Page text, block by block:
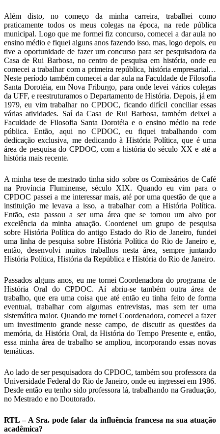
Além disto, no começo da minha carreira, trabalhei como
praticamente todos os meus colegas na época, na rede pública
municipal. Logo que me formei fiz concurso, comecei a dar aula no
ensino médio e fiquei alguns anos fazendo isso, mas, logo depois, eu
tive a oportunidade de fazer um concurso para ser pesquisadora da
Casa de Rui Barbosa, no centro de pesquisa em história, onde eu
comecei a trabalhar com a primeira república, história empresarial…
Neste período também comecei a dar aula na Faculdade de Filosofia
Santa Dorotéia, em Nova Friburgo, para onde levei vários colegas
da UFF, e reestruturamos o Departamento de História. Depois, já em
1979, eu vim trabalhar no CPDOC, ficando difícil conciliar essas
várias atividades. Saí da Casa de Rui Barbosa, também deixei a
Faculdade de Filosofia Santa Dorotéia e o ensino médio na rede
pública. Então, aqui no CPDOC, eu fiquei trabalhando com
dedicação exclusiva, me dedicando à História Política, que é uma
área de pesquisa do CPDOC, com a história do século XX e até a
história mais recente.
A minha tese de mestrado tinha sido sobre os Comissários de Café
na Província Fluminense, século XIX. Quando eu vim para o
CPDOC passei a me interessar mais, até por uma questão de que a
instituição me levava a isso, a trabalhar com a História Política.
Então, esta passou a ser uma área que se tornou um alvo por
excelência da minha atuação. Coordenei um grupo de pesquisa
sobre História Política do antigo Estado do Rio de Janeiro, fundei
uma linha de pesquisa sobre História Política do Rio de Janeiro e,
então, desenvolvi muitos trabalhos nesta área, sempre juntando
História Política, História da República e História do Rio de Janeiro.
Passados alguns anos, eu me tornei Coordenadora do programa de
História Oral do CPDOC. Aí abriu-se também outra área de
trabalho, que era uma coisa que até então eu tinha feito de forma
eventual, trabalhar com algumas entrevistas, mas sem ter uma
sistemática maior. Quando me tornei Coordenadora, comecei a fazer
um investimento grande nesse campo, de discutir as questões da
memória, da História Oral, da História do Tempo Presente e, então,
essa minha área de trabalho se ampliou, incorporando essas novas
temáticas.
Ao lado de ser pesquisadora do CPDOC, também sou professora da
Universidade Federal do Rio de Janeiro, onde eu ingressei em 1986.
Desde então eu tenho sido professora lá, trabalhando na Graduação,
no Mestrado e no Doutorado.
RTL – A Sra. pode falar da influência francesa na sua atuação
acadêmica?